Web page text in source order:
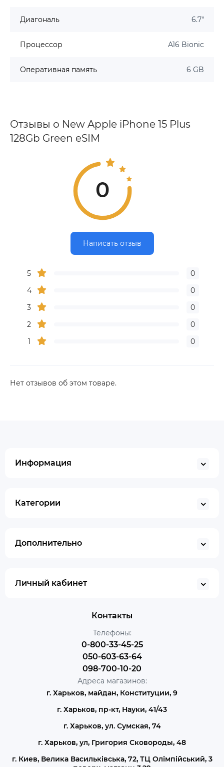
Диагональ 6.7"
Процессор A16 Bionic
Оперативная память 6 GB
Отзывы о New Apple iPhone 15 Plus
128Gb Green eSIM
0
Написать отзыв
5
0
4
0
3
0
2
0
1
0
Нет отзывов об этом товаре.
Информация
Категории
Дополнительно
Личный кабинет
Контакты
Телефоны:
0-800-33-45-25
050-603-63-64
098-700-10-20
Адреса магазинов:
г. Харьков, майдан, Конституции, 9
г. Харьков, пр-кт, Науки, 41/43
г. Харьков, ул. Сумская, 74
г. Харьков, ул, Григория Сковороды, 48
г. Киев, Велика Васильківська, 72, ТЦ Олімпійський, 3